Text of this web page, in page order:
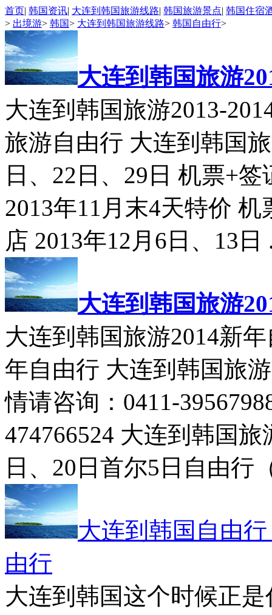
首页| 韩国资讯| 大连到韩国旅游线路| 韩国旅游景点| 韩国住宿
> 出境游> 韩国> 大连到韩国旅游线路> 韩国自由行>
大连到韩国旅游
大连到韩国旅游2013-
旅游自由行 大连到韩国
日、22日、29日 机票+
2013年11月末4天特价
店 2013年12月6日、13日
大连到韩国旅游
大连到韩国旅游2014新
年自由行 大连到韩国旅
情请咨询：0411-
474766524 大连到韩国
日、20日首尔5日自由行
大连到韩国自由
由行
大连到韩国这个时候正